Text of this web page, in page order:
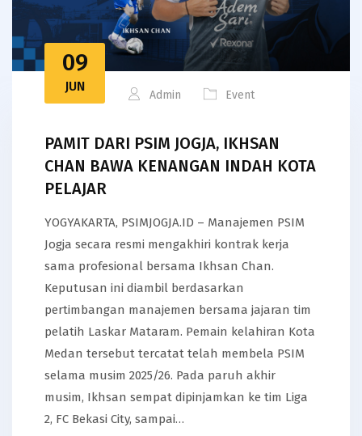
09
JUN
Admin Event
PAMIT DARI PSIM JOGJA, IKHSAN
CHAN BAWA KENANGAN INDAH KOTA
PELAJAR
YOGYAKARTA, PSIMJOGJA.ID – Manajemen PSIM
Jogja secara resmi mengakhiri kontrak kerja
sama profesional bersama Ikhsan Chan.
Keputusan ini diambil berdasarkan
pertimbangan manajemen bersama jajaran tim
pelatih Laskar Mataram. Pemain kelahiran Kota
Medan tersebut tercatat telah membela PSIM
selama musim 2025/26. Pada paruh akhir
musim, Ikhsan sempat dipinjamkan ke tim Liga
2, FC Bekasi City, sampai…